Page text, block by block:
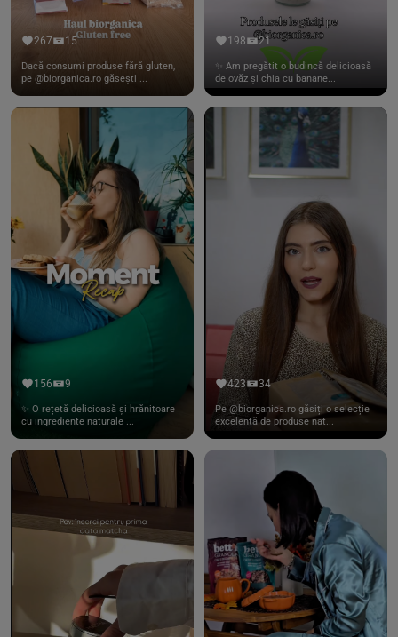
267 15
Dacă consumi produse fără gluten,
pe @biorganica.ro găsești ...
198 21
✨ Am pregătit o budincă delicioasă
de ovăz și chia cu banane...
156 9
✨ O rețetă delicioasă și hrănitoare
cu ingrediente naturale ...
423 34
Pe @biorganica.ro găsiți o selecție
excelentă de produse nat...